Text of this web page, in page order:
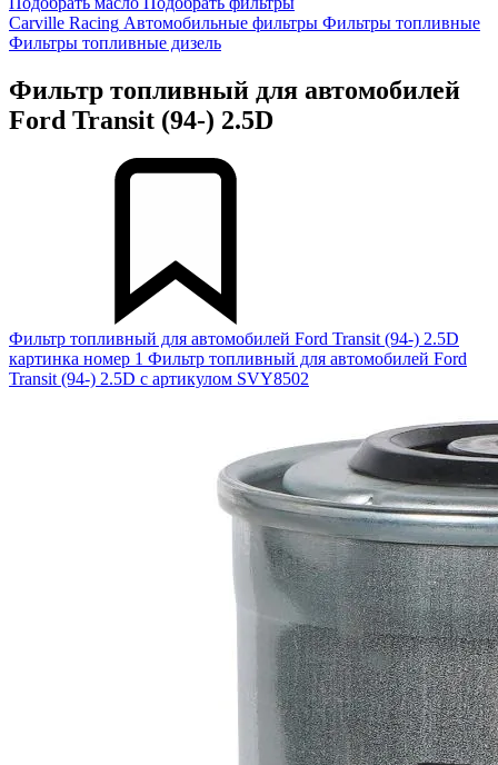
Carville Racing Автомобильные фильтры Фильтры топливные
Фильтры топливные дизель
Фильтр топливный для автомобилей
Ford Transit (94-) 2.5D
Фильтр топливный для автомобилей Ford Transit (94-) 2.5D
картинка номер 1 Фильтр топливный для автомобилей Ford
Transit (94-) 2.5D с артикулом SVY8502